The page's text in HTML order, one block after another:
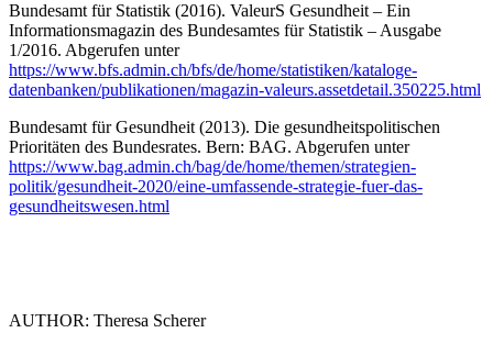
Bundesamt für Statistik (2016). ValeurS Gesundheit – Ein
Informationsmagazin des Bundesamtes für Statistik – Ausgabe
1/2016. Abgerufen unter
https://www.bfs.admin.ch/bfs/de/home/statistiken/kataloge-
datenbanken/publikationen/magazin-valeurs.assetdetail.350225.html
Bundesamt für Gesundheit (2013). Die gesundheitspolitischen
Prioritäten des Bundesrates. Bern: BAG. Abgerufen unter
https://www.bag.admin.ch/bag/de/home/themen/strategien-
politik/gesundheit-2020/eine-umfassende-strategie-fuer-das-
gesundheitswesen.html
AUTHOR: Theresa Scherer